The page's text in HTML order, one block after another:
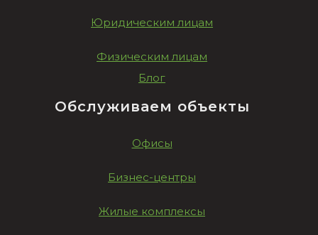
Обслуживаем объекты
Офисы
Бизнес-центры
Жилые комплексы
Юридическим лицам
Физическим лицам
Блог